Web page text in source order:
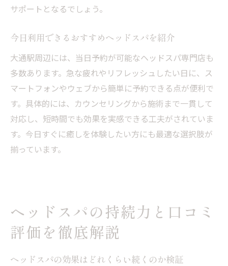
サポートとなるでしょう。
今日利用できるおすすめヘッドスパを紹介
大通駅周辺には、当日予約が可能なヘッドスパ専門店も
多数あります。急な疲れやリフレッシュしたい日に、ス
マートフォンやウェブから簡単に予約できる点が便利で
す。具体的には、カウンセリングから施術まで一貫して
対応し、短時間でも効果を実感できる工夫がされていま
す。今日すぐに癒しを体験したい方にも最適な選択肢が
揃っています。
ヘッドスパの持続力と口コミ
評価を徹底解説
ヘッドスパの効果はどれくらい続くのか検証